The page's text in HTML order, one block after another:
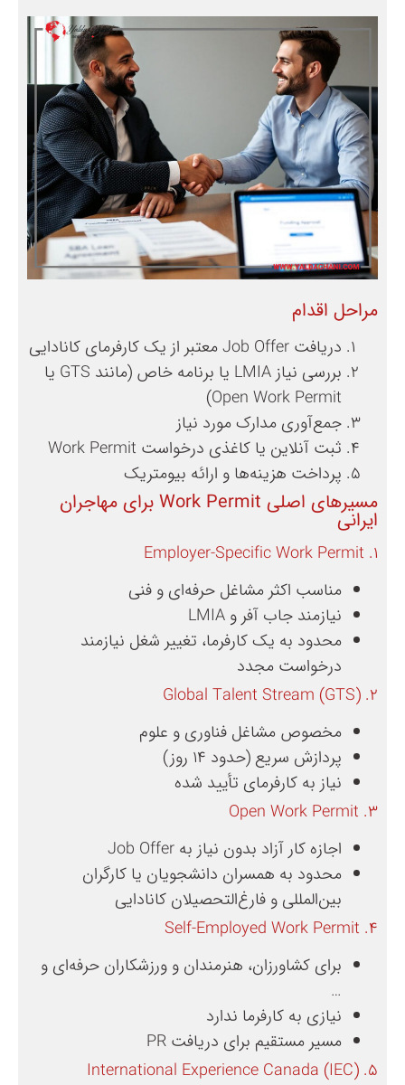
مراحل اقدام
دریافت Job Offer معتبر از یک کارفرمای کانادایی
بررسی نیاز LMIA یا برنامه خاص (مانند GTS یا
Open Work Permit)
جمع‌آوری مدارک مورد نیاز
ثبت آنلاین یا کاغذی درخواست Work Permit
پرداخت هزینه‌ها و ارائه بیومتریک
مسیرهای اصلی Work Permit برای مهاجران
ایرانی
۱. Employer-Specific Work Permit
مناسب اکثر مشاغل حرفه‌ای و فنی
نیازمند جاب آفر و LMIA
محدود به یک کارفرما، تغییر شغل نیازمند
درخواست مجدد
۲. Global Talent Stream (GTS)
مخصوص مشاغل فناوری و علوم
پردازش سریع (حدود ۱۴ روز)
نیاز به کارفرمای تأیید شده
۳. Open Work Permit
اجازه کار آزاد بدون نیاز به Job Offer
محدود به همسران دانشجویان یا کارگران
بین‌المللی و فارغ‌التحصیلان کانادایی
۴. Self-Employed Work Permit
برای کشاورزان، هنرمندان و ورزشکاران حرفه‌ای و
…
نیازی به کارفرما ندارد
مسیر مستقیم برای دریافت PR
۵. International Experience Canada (IEC)